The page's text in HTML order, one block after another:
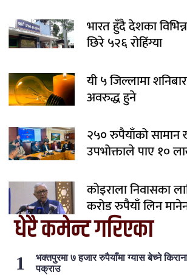
भारत हुँदै देशका
छिरे ५२६ रोहिंग्या
यी ५ जिल्लामा
अवरुद्ध हुने
२५० रुपैयाँको सामान
उपभोक्ताले पाए १०
कोइराला निवासका
करोड रुपैयाँ लिन
धेरै कमेन्ट गरिएका
भक्तपुरमा ७ हजार रुपैयाँमा ग्यास बेच्ने
पक्राउ